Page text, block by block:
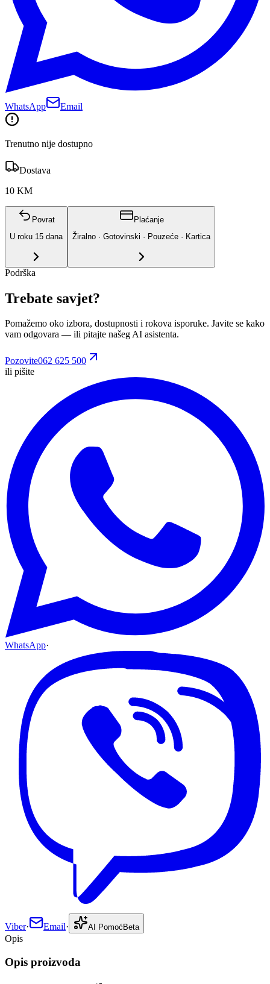
WhatsApp Email
Trenutno nije dostupno
Dostava
10 KM
Povrat
U roku 15 dana
Plaćanje
Žiralno · Gotovinski · Pouzeće · Kartica
Podrška
Trebate savjet?
Pomažemo oko izbora, dostupnosti i rokova isporuke. Javite se kako
vam odgovara — ili pitajte našeg AI asistenta.
Pozovite062 625 500
ili pišite
WhatsApp·
Viber· Email· AI Pomoć Beta
Opis
Opis proizvoda